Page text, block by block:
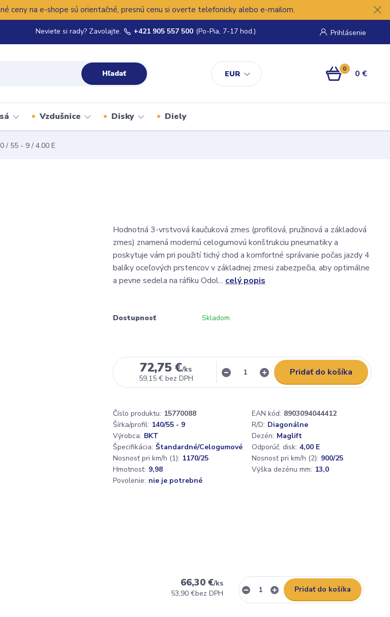
ceny na e-shope sú orientačné, presnú cenu si overte telefonicky alebo e-mailom.
EUR
Prihlásenie
Hľadať
Neviete si rady? Zavolajte. +421 905 557 500 (Po-Pia, 7-17 hod.)
0 0 €
Vzdušnice Disky Diely
/ 55 - 9 / 4.00 E
Hodnotná 3-vrstvová kaučuková zmes (profilová, pružinová a základová
zmes) znamená modernú celogumovú konštrukciu pneumatiky a
poskytuje vám pri použití tichý chod a komfortné správanie počas jazdy 4
balíky oceľových prstencov v základnej zmesi zabezpečia, aby optimálne
a pevne sedela na ráfiku Odol... celý popis
Dostupnosť Skladom
72,75 €/ks
59,15 € bez DPH
Pridať do košíka
Číslo produktu: 15770088 EAN kód: 8903094044412
Šírka/profil: 140/55 - 9 R/D: Diagonálne
Výrobca: BKT Dezén: Maglift
Špecifikácia: Štandardné/Celogumové Odporúč. disk: 4,00 E
Nosnosť pri km/h (1): 1170/25 Nosnosť pri km/h (2): 900/25
Hmotnosť: 9,98 Výška dezénu mm: 13,0
Povolenie: nie je potrebné
66,30 €/ks
53,90 €bez DPH Pridať do košíka